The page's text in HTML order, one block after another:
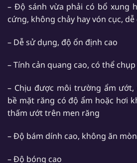
– Độ sánh vừa phải có bổ xung
cứng, không chảy hay vón cục,
– Dễ sử dụng, độ ổn định cao
– Tính cản quang cao, có thể
– Chịu được môi trường ẩm
bề mặt răng có độ ẩm hoặc hơi
thấm ướt trên men răng
– Độ bám dính cao, không ăn mòn
– Độ bóng cao